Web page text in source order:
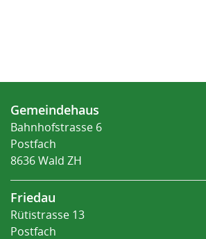
Fusszeile
Gemeindehaus
Bahnhofstrasse 6
Postfach
8636 Wald ZH
Friedau
Rütistrasse 13
Postfach